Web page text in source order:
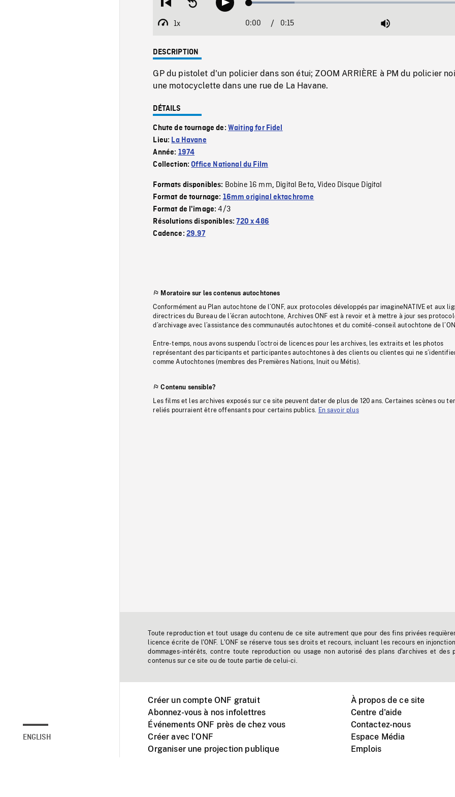
ENGLISH
Restart
beginning
Seek
backwardPlay Loaded:
1x
Playback
Current
0:00 / 0:15 Mute
DESCRIPTION
GP du pistolet d'un policier dans son étui; ZOOM ARRIÈRE à PM du policier
une motocyclette dans une rue de La Havane.
DÉTAILS
Chute de tournage de: Waiting for Fidel
Lieu: La Havane
Année: 1974
Collection:Office National du Film
Formats disponibles: Bobine 16 mm, Digital Beta,Video Disque Digital
Format de tournage: 16mm original ektachrome
Format de l'image:4/3
Résolutions disponibles:720 x 486
Cadence: 29.97
Moratoire sur les contenus autochtones
Conformément au Plan autochtone de l’ONF, aux protocoles développés par imagineNATIVE et aux
directrices du Bureau de l’écran autochtone, Archives ONF est à revoir et à mettre à jour ses
d’archivage avec l’assistance des communautés autochtones et du comité-conseil autochtone de
Entre-temps, nous avons suspendu l’octroi de licences pour les archives, les extraits et les photos
représentant des participants et participantes autochtones à des clients ou clientes qui ne
comme Autochtones (membres des Premières Nations, Inuit ou Métis).
Contenu sensible?
Les films et les archives exposés sur ce site peuvent dater de plus de 120 ans. Certaines scènes ou
reliés pourraient être offensants pour certains publics.
En savoir plus
Toute reproduction et tout usage du contenu de ce site autrement que pour des fins privées
licence écrite de l'ONF. L'ONF se réserve tous ses droits et recours, incluant les recours en
dommages-intérêts, contre toute reproduction ou usage non autorisé des plans d'archives et des
contenus sur ce site ou de toute partie de celui-ci.
Créer un compte ONF gratuit
Abonnez-vous à nos infolettres
Événements ONF près de chez vous
Créer avec l’ONF
Organiser une projection publique
À propos de ce site
Centre d'aide
Contactez-nous
Espace Média
Emplois